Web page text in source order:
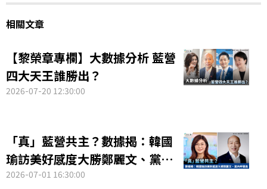
相關文章
【黎榮章專欄】大數據分析 藍營
四大天王誰勝出？
2026-07-20 12:30:00
「真」藍營共主？數據揭：韓國
瑜訪美好感度大勝鄭麗文、黨內
呼聲高
2026-07-01 16:30:00